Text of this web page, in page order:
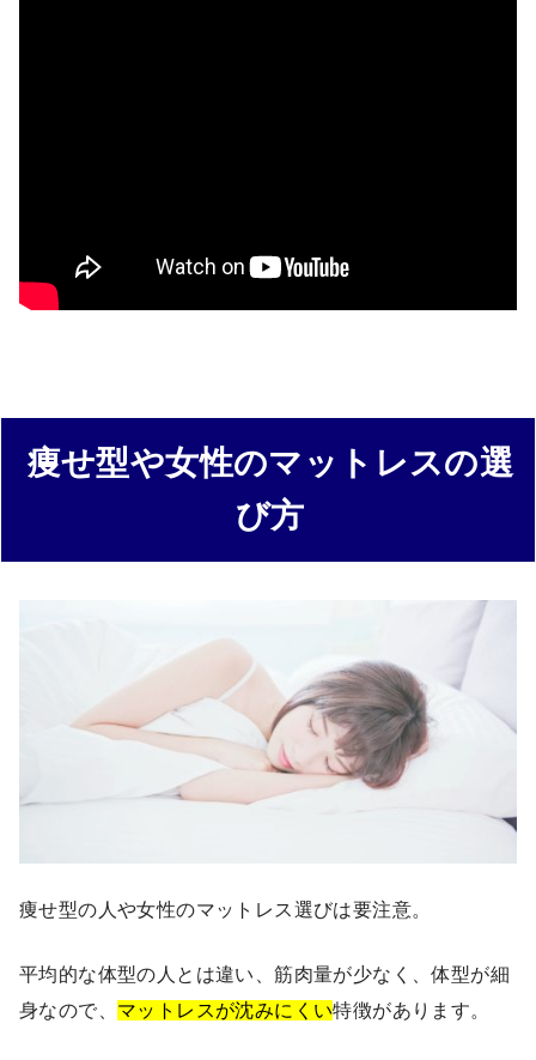
痩せ型や女性のマットレスの選
び方
痩せ型の人や女性のマットレス選びは要注意。
平均的な体型の人とは違い、筋肉量が少なく、体型が細
身なので、 マットレスが沈みにくい特徴があります。